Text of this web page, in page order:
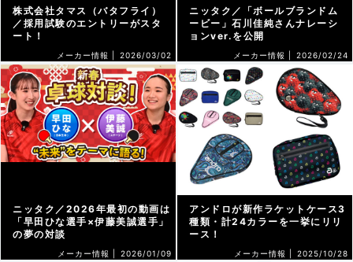
株式会社タマス（バタフライ）
／採用試験のエントリーがスタ
ート！
メーカー情報 | 2026/03/02
ニッタク／「ボールブランドム
ービー」石川佳純さんナレーシ
ョンver.を公開
メーカー情報 | 2026/02/24
ニッタク／2026年最初の動画は
「早田ひな選手×伊藤美誠選手」
の夢の対談
メーカー情報 | 2026/01/09
アンドロが新作ラケットケース3
種類・計24カラーを一挙にリリ
ース！
メーカー情報 | 2025/10/28